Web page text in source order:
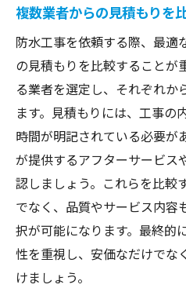
複数業者からの見積もりを
防水工事を依頼する際、最適
の見積もりを比較することが
る業者を選定し、それぞれか
ます。見積もりには、工事の
時間が明記されている必要が
が提供するアフターサービス
認しましょう。これらを比較
でなく、品質やサービス内容
択が可能になります。最終的
性を重視し、安価なだけでな
けましょう。